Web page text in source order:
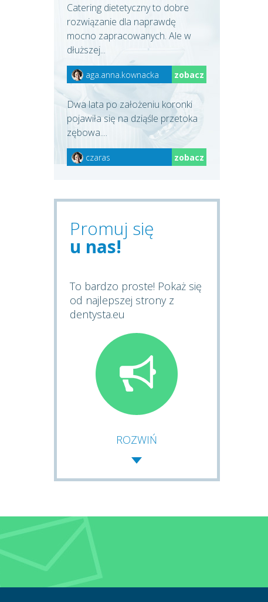
Catering dietetyczny to dobre
rozwiązanie dla naprawdę
mocno zapracowanych. Ale w
dłuższej...
aga.anna.kownacka zobacz
Dwa lata po założeniu koronki
pojawiła się na dziąśle przetoka
zębowa....
czaras zobacz
Promuj się
u nas!
To bardzo proste! Pokaż się
od najlepszej strony z
dentysta.eu
ROZWIŃ